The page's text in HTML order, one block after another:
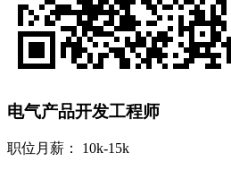
电气产品开发工程师
职位月薪： 10k-15k